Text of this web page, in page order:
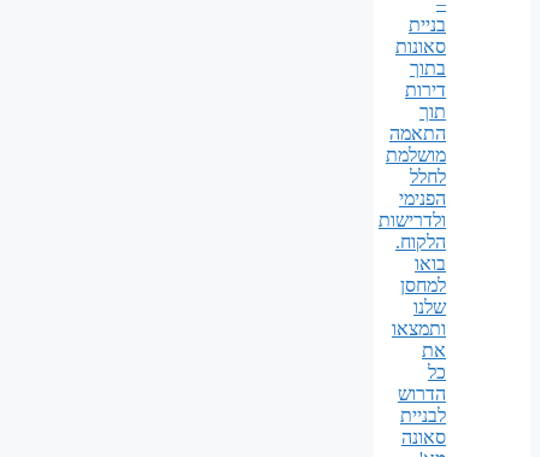
בניית
סאונות
בתוך
דירות
תוך
התאמה
מושלמת
לחלל
הפנימי
ולדרישות
הלקוח.
בואו
למחסן
שלנו
ותמצאו
את
כל
הדרוש
לבניית
סאונה